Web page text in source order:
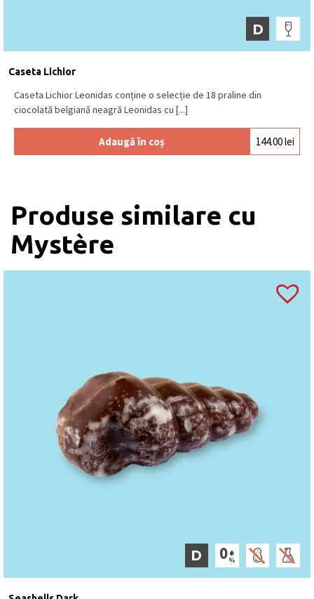
D
Caseta Lichior
Caseta Lichior Leonidas conține o selecție de 18 praline din
ciocolată belgiană neagră Leonidas cu [...]
Adaugă în coș 144.00lei
Produse similare cu
Mystère
D